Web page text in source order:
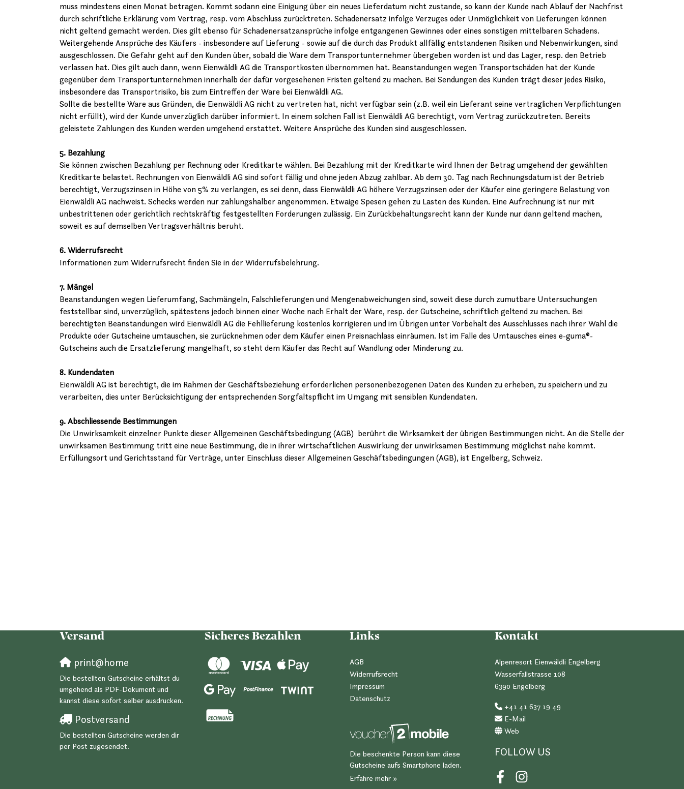
muss mindestens einen Monat betragen. Kommt sodann eine Einigung über ein neues Lieferdatum nicht zustande, so kann der Kunde nach Ablauf der Nachfrist
durch schriftliche Erklärung vom Vertrag, resp. vom Abschluss zurücktreten. Schadenersatz infolge Verzuges oder Unmöglichkeit von Lieferungen können
nicht geltend gemacht werden. Dies gilt ebenso für Schadenersatzansprüche infolge entgangenen Gewinnes oder eines sonstigen mittelbaren Schadens.
Weitergehende Ansprüche des Käufers - insbesondere auf Lieferung - sowie auf die durch das Produkt allfällig entstandenen Risiken und Nebenwirkungen, sind
ausgeschlossen. Die Gefahr geht auf den Kunden über, sobald die Ware dem Transportunternehmer übergeben worden ist und das Lager, resp. den Betrieb
verlassen hat. Dies gilt auch dann, wenn Eienwäldli AG die Transportkosten übernommen hat. Beanstandungen wegen Transportschäden hat der Kunde
gegenüber dem Transportunternehmen innerhalb der dafür vorgesehenen Fristen geltend zu machen. Bei Sendungen des Kunden trägt dieser jedes Risiko,
insbesondere das Transportrisiko, bis zum Eintreffen der Ware bei Eienwäldli AG.
Sollte die bestellte Ware aus Gründen, die Eienwäldli AG nicht zu vertreten hat, nicht verfügbar sein (z.B. weil ein Lieferant seine vertraglichen Verpflichtungen
nicht erfüllt), wird der Kunde unverzüglich darüber informiert. In einem solchen Fall ist Eienwäldli AG berechtigt, vom Vertrag zurückzutreten. Bereits
geleistete Zahlungen des Kunden werden umgehend erstattet. Weitere Ansprüche des Kunden sind ausgeschlossen.
5. Bezahlung
Sie können zwischen Bezahlung per Rechnung oder Kreditkarte wählen. Bei Bezahlung mit der Kreditkarte wird Ihnen der Betrag umgehend der gewählten
Kreditkarte belastet. Rechnungen von Eienwäldli AG sind sofort fällig und ohne jeden Abzug zahlbar. Ab dem 30. Tag nach Rechnungsdatum ist der Betrieb
berechtigt, Verzugszinsen in Höhe von 5% zu verlangen, es sei denn, dass Eienwäldli AG höhere Verzugszinsen oder der Käufer eine geringere Belastung von
Eienwäldli AG nachweist. Schecks werden nur zahlungshalber angenommen. Etwaige Spesen gehen zu Lasten des Kunden. Eine Aufrechnung ist nur mit
unbestrittenen oder gerichtlich rechtskräftig festgestellten Forderungen zulässig. Ein Zurückbehaltungsrecht kann der Kunde nur dann geltend machen,
soweit es auf demselben Vertragsverhältnis beruht.
6. Widerrufsrecht
Informationen zum Widerrufsrecht finden Sie in der Widerrufsbelehrung.
7. Mängel
Beanstandungen wegen Lieferumfang, Sachmängeln, Falschlieferungen und Mengenabweichungen sind, soweit diese durch zumutbare Untersuchungen
feststellbar sind, unverzüglich, spätestens jedoch binnen einer Woche nach Erhalt der Ware, resp. der Gutscheine, schriftlich geltend zu machen. Bei
berechtigten Beanstandungen wird Eienwäldli AG die Fehllieferung kostenlos korrigieren und im Übrigen unter Vorbehalt des Ausschlusses nach ihrer Wahl die
Produkte oder Gutscheine umtauschen, sie zurücknehmen oder dem Käufer einen Preisnachlass einräumen. Ist im Falle des Umtausches eines e-guma®-
Gutscheins auch die Ersatzlieferung mangelhaft, so steht dem Käufer das Recht auf Wandlung oder Minderung zu.
8. Kundendaten
Eienwäldli AG ist berechtigt, die im Rahmen der Geschäftsbeziehung erforderlichen personenbezogenen Daten des Kunden zu erheben, zu speichern und zu
verarbeiten, dies unter Berücksichtigung der entsprechenden Sorgfaltspflicht im Umgang mit sensiblen Kundendaten.
9. Abschliessende Bestimmungen
Die Unwirksamkeit einzelner Punkte dieser Allgemeinen Geschäftsbedingung (AGB) berührt die Wirksamkeit der übrigen Bestimmungen nicht. An die Stelle der
unwirksamen Bestimmung tritt eine neue Bestimmung, die in ihrer wirtschaftlichen Auswirkung der unwirksamen Bestimmung möglichst nahe kommt.
Erfüllungsort und Gerichtsstand für Verträge, unter Einschluss dieser Allgemeinen Geschäftsbedingungen (AGB), ist Engelberg, Schweiz.
Versand
print@home
Die bestellten Gutscheine erhältst du
umgehend als PDF-Dokument und
kannst diese sofort selber ausdrucken.
Postversand
Die bestellten Gutscheine werden dir
per Post zugesendet.
Sicheres Bezahlen Links
AGB
Widerrufsrecht
Impressum
Datenschutz
Die beschenkte Person kann diese
Gutscheine aufs Smartphone laden.
Erfahre mehr »
Kontakt
Alpenresort Eienwäldli Engelberg
Wasserfallstrasse 108
6390 Engelberg
+41 41 637 19 49
E-Mail
Web
FOLLOW US
FacebookInstagram